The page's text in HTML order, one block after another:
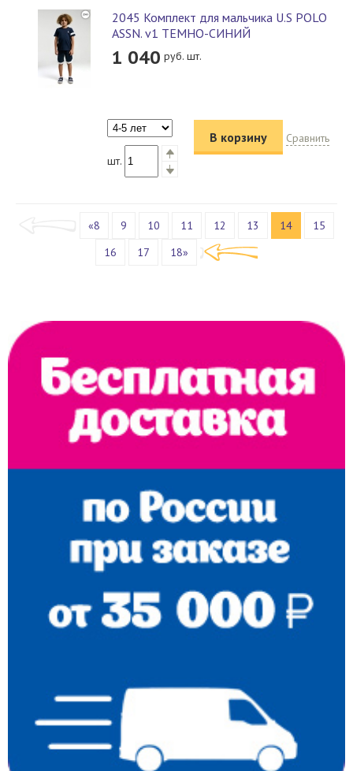
2045 Комплект для мальчика U.S POLO
ASSN. v1 ТЕМНО-СИНИЙ
1 040 руб. шт.
шт.
В корзину Сравнить
«8 9 10 11 12 13 14
15
16
17 18»